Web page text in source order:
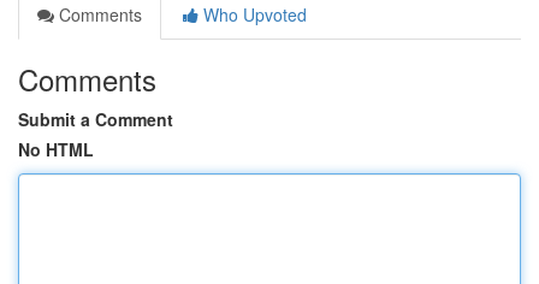
Comments
Who Upvoted
Comments
Submit a Comment
No HTML